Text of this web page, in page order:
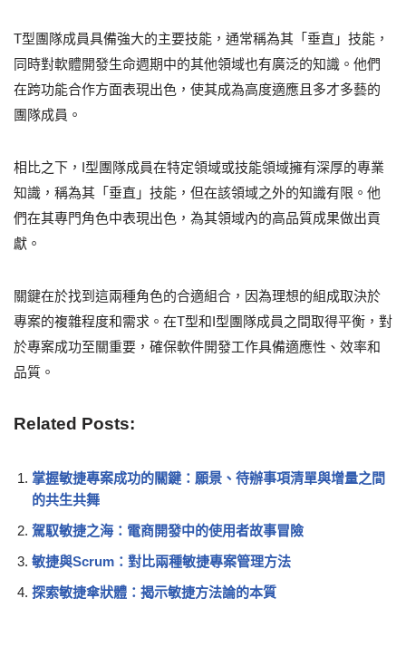
T型團隊成員具備強大的主要技能，通常稱為其「垂直」技能，
同時對軟體開發生命週期中的其他領域也有廣泛的知識。他們
在跨功能合作方面表現出色，使其成為高度適應且多才多藝的
團隊成員。
相比之下，I型團隊成員在特定領域或技能領域擁有深厚的專業
知識，稱為其「垂直」技能，但在該領域之外的知識有限。他
們在其專門角色中表現出色，為其領域內的高品質成果做出貢
獻。
關鍵在於找到這兩種角色的合適組合，因為理想的組成取決於
專案的複雜程度和需求。在T型和I型團隊成員之間取得平衡，對
於專案成功至關重要，確保軟件開發工作具備適應性、效率和
品質。
Related Posts:
掌握敏捷專案成功的關鍵：願景、待辦事項清單與增量之間
的共生共舞
駕馭敏捷之海：電商開發中的使用者故事冒險
敏捷與Scrum：對比兩種敏捷專案管理方法
探索敏捷傘狀體：揭示敏捷方法論的本質